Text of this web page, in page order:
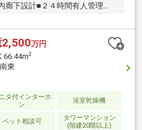
廊下設計■２４時間有人管理
シェルジュサービス有（一部有
ム有（２階、11時～21時）■IC
ュリティシステム
万円
66.44m2
東
タ付インターホ
ン
浴室乾燥機
ペット相談可
タワーマンション
(階建20階以上)